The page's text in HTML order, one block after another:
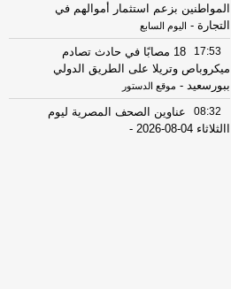
المواطنين بزعم استثمار أموالهم في
التجارة - اليوم السابع
17:53
18 مصابًا في حادث تصادم
ميكروباص وتريلا على الطريق الدولي
ببورسعيد - موقع الدستور
08:32
عناوين الصحف المصرية ليوم
االثلاثاء 04-08-2026
-